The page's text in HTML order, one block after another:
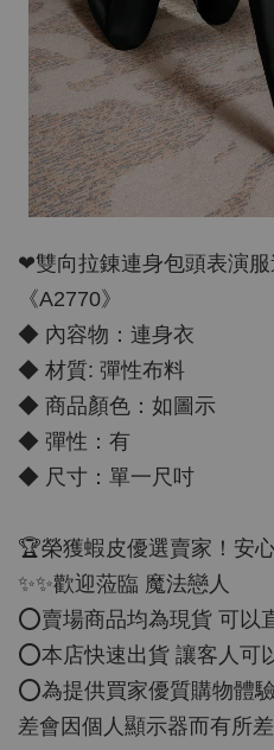
❤雙向拉錬連身包頭表演
《A2770》
◆ 內容物：連身衣
◆ 材質: 彈性布料
◆ 商品顏色：如圖示
◆ 彈性：有
◆ 尺寸：單一尺吋
🏆榮獲蝦皮優選賣家！安
✨✨歡迎蒞臨 魔法戀人
⭕️賣場商品均為現貨 可以
⭕️本店快速出貨 讓客人可
⭕️為提供買家優質購物體
差會因個人顯示器而有所